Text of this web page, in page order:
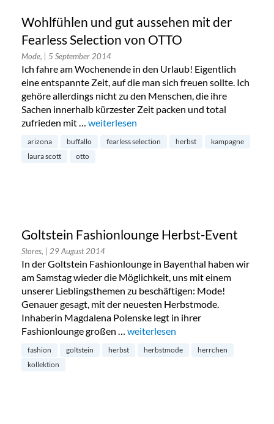
Wohlfühlen und gut aussehen mit der
Fearless Selection von OTTO
Mode, | 5 September 2014
Ich fahre am Wochenende in den Urlaub! Eigentlich
eine entspannte Zeit, auf die man sich freuen sollte. Ich
gehöre allerdings nicht zu den Menschen, die ihre
Sachen innerhalb kürzester Zeit packen und total
zufrieden mit … „Wohlfühlen und gut aussehen mit der
weiterlesen
arizona buffallo fearless selection herbst
kampagne
laura scott
otto
Goltstein Fashionlounge Herbst-Event
Stores, | 29 August 2014
In der Goltstein Fashionlounge in Bayenthal haben wir
am Samstag wieder die Möglichkeit, uns mit einem
unserer Lieblingsthemen zu beschäftigen: Mode!
Genauer gesagt, mit der neuesten Herbstmode.
Inhaberin Magdalena Polenske legt in ihrer
Fashionlounge großen … „Goltstein Fashionlounge Herbst-
weiterlesen
fashion goltstein herbst herbstmode
herrchen
kollektion